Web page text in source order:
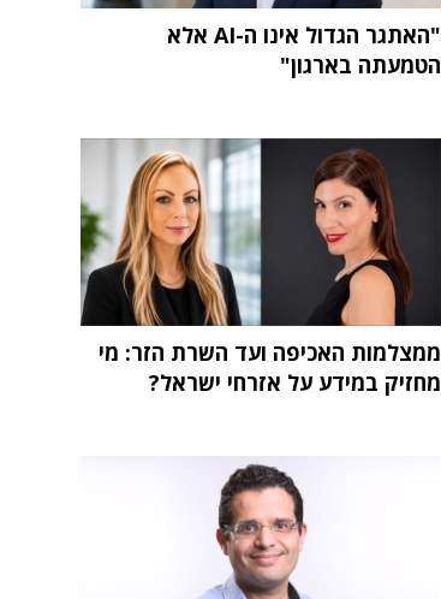
"האתגר הגדול אינו ה-AI אלא
הטמעתה בארגון"
ממצלמות האכיפה ועד השרת הזר: מי
מחזיק במידע על אזרחי ישראל?